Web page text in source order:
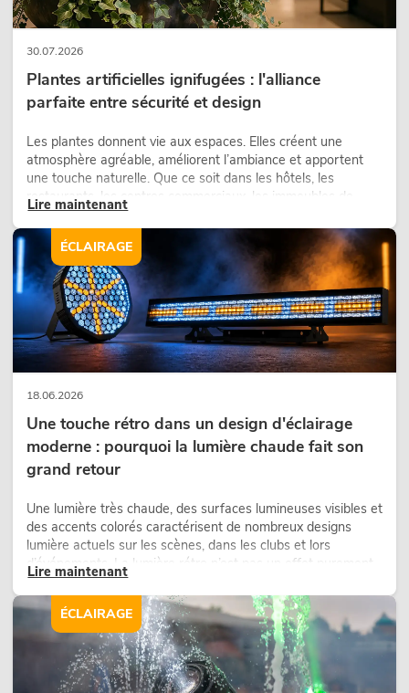
30.07.2026
Plantes artificielles ignifugées : l'alliance
parfaite entre sécurité et design
Les plantes donnent vie aux espaces. Elles créent une
atmosphère agréable, améliorent l’ambiance et apportent
une touche naturelle. Que ce soit dans les hôtels, les
restaurants, les centres commerciaux, les immeubles de
bureaux ou sur les stands d’exposition, une végétalisation de
qualité fait depuis longtemps partie intégrante des concepts
d’aménagement modernes.
Lire maintenant
18.06.2026
Une touche rétro dans un design d'éclairage
moderne : pourquoi la lumière chaude fait son
grand retour
Une lumière très chaude, des surfaces lumineuses visibles et
des accents colorés caractérisent de nombreux designs
lumière actuels sur les scènes, dans les clubs et lors
d’événements. La lumière rétro n’est pas un effet purement
nostalgique, mais un outil de conception utilisé de manière
ciblée : elle crée une atmosphère, donne du caractère aux
scènes et peut rendre les configurations LED techniques
plus émotionnelles.
Lire maintenant
ÉCLAIRAGE
ÉCLAIRAGE